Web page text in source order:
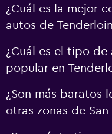
¿Cuál es la mejor
autos de
¿Cuál es el tipo
popular en
¿Son más baratos
otras zonas de San